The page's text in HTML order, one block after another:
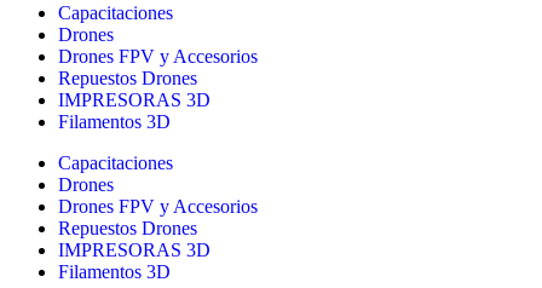
Capacitaciones
Drones
Drones FPV y Accesorios
Repuestos Drones
IMPRESORAS 3D
Filamentos 3D
Capacitaciones
Drones
Drones FPV y Accesorios
Repuestos Drones
IMPRESORAS 3D
Filamentos 3D